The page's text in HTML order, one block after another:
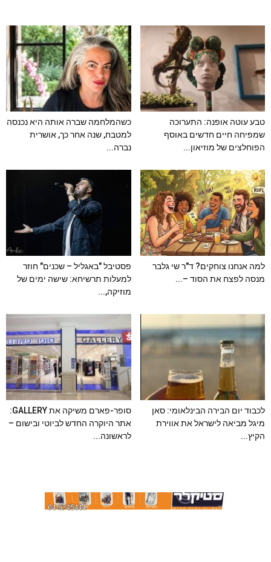
טבע עוטה אופנה: התערוכה
שמפיחה חיים חדשים באוסף
הפוחלצים של מוזיאון...
כשהמלחמה שברה אותה היא נכנסה
למטבח, שנה אחר כך, אושרית
נברה...
למה אנחנו צוחקים? ד"ר שי גלבר
מנסה לפצח את הסוד –...
פסטיבל "באגליל – שכנים" חוזר
למעלות תרשיחא: שישה ימים של
מוזיקה,...
לכבוד יום הבירה הבינלאומי: סאן
מיגל מביאה לישראל את אווירת
הקיץ...
סופר-פארם משיקה את GALLERY:
אתר היוקרה החדש לביוטי ובישום –
לראשונה...